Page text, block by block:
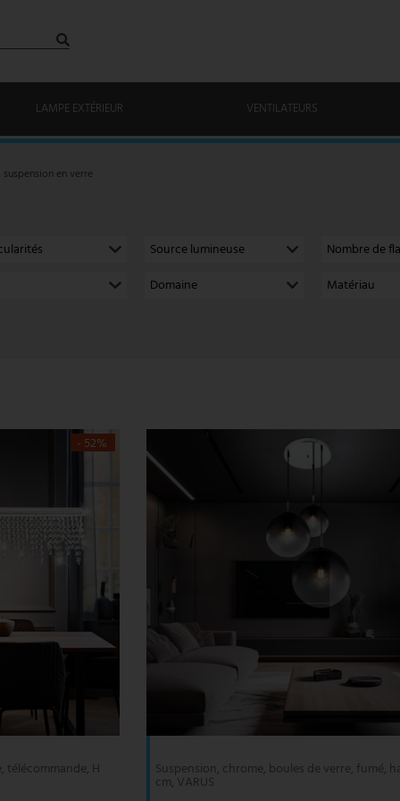
LAMPE EXTÉRIEUR VENTILATEURS
suspension en verre
Source lumineuse
Nombre de
Domaine
Matériau
- 52%
télécommande, H Suspension, chrome, boules de verre, fumé,
cm, VARUS